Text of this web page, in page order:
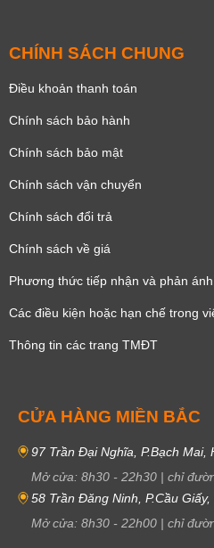
CHÍNH SÁCH CHUNG
Điều khoản thanh toán
Chính sách bảo hành
Chính sách bảo mật
Chính sách vận chuyển
Chính sách đổi trả
Chính sách về giá
Phương thức tiếp nhận và phản
Các điều kiện hoặc hạn chế trong
Thông tin các trang TMĐT
CỬA HÀNG MIỀN BẮC
97 Trần Đại Nghĩa, P.Bạch Mai,
Mở cửa: 8h30 - 22h30 | chỉ
58 Trần Đăng Ninh, P.Cầu Giấy,
Mở cửa: 8h30 - 22h00 | chỉ